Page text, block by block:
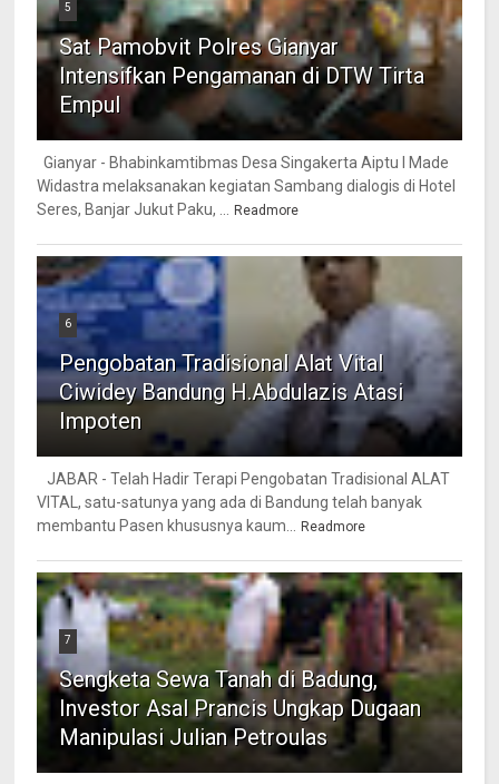
5
Sat Pamobvit Polres Gianyar
Intensifkan Pengamanan di DTW Tirta
Empul
Gianyar - Bhabinkamtibmas Desa Singakerta Aiptu I Made
Widastra melaksanakan kegiatan Sambang dialogis di Hotel
Seres, Banjar Jukut Paku, ...
Readmore
6
Pengobatan Tradisional Alat Vital
Ciwidey Bandung H.Abdulazis Atasi
Impoten
JABAR - Telah Hadir Terapi Pengobatan Tradisional ALAT
VITAL, satu-satunya yang ada di Bandung telah banyak
membantu Pasen khususnya kaum...
Readmore
7
Sengketa Sewa Tanah di Badung,
Investor Asal Prancis Ungkap Dugaan
Manipulasi Julian Petroulas